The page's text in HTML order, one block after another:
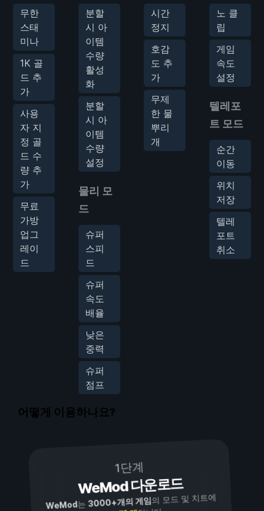
무한
스태
미나
1K 골
드 추
가
사용
자 지
정 골
드 수
량 추
가
무료
가방
업그
레이
드
분할
시 아
이템
수량
활성
화
분할
시 아
이템
수량
설정
물리 모
드
슈퍼
스피
드
슈퍼
속도
배율
낮은
중력
슈퍼
점프
시간
정지
호감
도 추
가
무제
한 물
뿌리
개
노 클
립
게임
속도
설정
텔레포
트 모드
순간
이동
위치
저장
텔레
포트
취소
어떻게 이용하나요?
1단계
WeMod 다운로드
WeMod는3000+개의 게임의 모드 및 치트에